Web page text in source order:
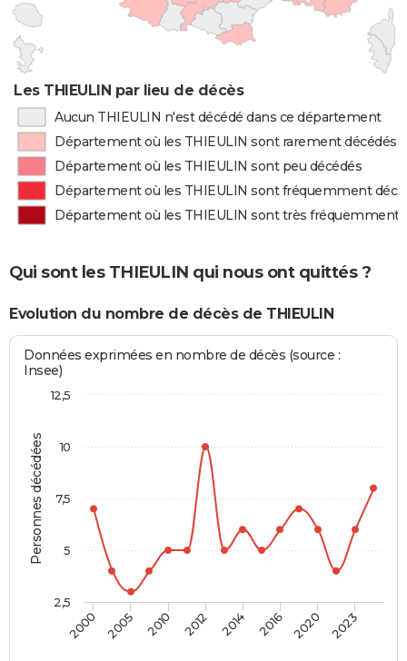
Les THIEULIN par lieu de décès
Aucun THIEULIN n'est décédé dans ce département
Département où les THIEULIN sont rarement décédés
Département où les THIEULIN sont peu décédés
Département où les THIEULIN sont fréquemment
Département où les THIEULIN sont très fréquemment
Qui sont les THIEULIN qui nous ont quittés ?
Evolution du nombre de décès de THIEULIN
Personnes décédées
Données exprimées en nombre de décès (source :
Insee)
2000 2005 2010 2012 2014 2016 2020 2023
10
2,5
5
7,5
12,5